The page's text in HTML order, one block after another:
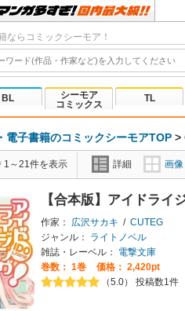
ならコミックシーモア！
BL
シーモア
コミックス
TL
電子書籍のコミックシーモアTOP >
1～21件を表示 詳細 画像
【合本版】アイドライ
作家： 広沢サカキ / CUTEG
ジャンル：
ライトノベル
雑誌・レーベル：
電撃文庫
巻数： 1巻
価格： 2,420pt
（5.0） 投稿数1件